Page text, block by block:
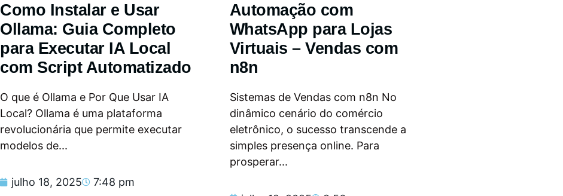
Como Instalar e Usar
Ollama: Guia Completo
para Executar IA Local
com Script Automatizado
O que é Ollama e Por Que Usar IA
Local? Ollama é uma plataforma
revolucionária que permite executar
modelos de...
julho 18, 2025 7:48 pm
Automação com
WhatsApp para Lojas
Virtuais – Vendas com
n8n
Sistemas de Vendas com n8n No
dinâmico cenário do comércio
eletrônico, o sucesso transcende a
simples presença online. Para
prosperar...